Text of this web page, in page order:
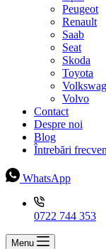
Peugeot
Renault
Saab
Seat
Skoda
Toyota
Volvo
Contact
Despre noi
Blog
Întrebări
WhatsApp
0722 744 353
Menu